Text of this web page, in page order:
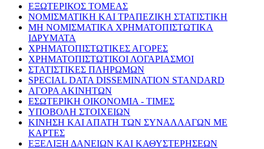
ΕΞΩΤΕΡΙΚΟΣ ΤΟΜΕΑΣ
ΝΟΜΙΣΜΑΤΙΚΗ ΚΑΙ ΤΡΑΠΕΖΙΚΗ ΣΤΑΤΙΣΤΙΚΗ
ΜΗ ΝΟΜΙΣΜΑΤΙΚΑ ΧΡΗΜΑΤΟΠΙΣΤΩΤΙΚΑ
ΙΔΡΥΜΑΤΑ
ΧΡΗΜΑΤΟΠΙΣΤΩΤΙΚΕΣ ΑΓΟΡΕΣ
ΧΡΗΜΑΤΟΠΙΣΤΩΤΙΚΟΙ ΛΟΓΑΡΙΑΣΜΟΙ
ΣΤΑΤΙΣΤΙΚΕΣ ΠΛΗΡΩΜΩΝ
SPECIAL DATA DISSEMINATION STANDARD
ΑΓΟΡΑ ΑΚΙΝΗΤΩΝ
ΕΣΩΤΕΡΙΚΗ ΟΙΚΟΝΟΜΙΑ - ΤΙΜΕΣ
ΥΠΟΒΟΛΗ ΣΤΟΙΧΕΙΩΝ
ΚΙΝΗΣΗ ΚΑΙ ΑΠΑΤΗ ΤΩΝ ΣΥΝΑΛΛΑΓΩΝ ΜΕ
ΚΑΡΤΕΣ
ΕΞΕΛΙΞΗ ΔΑΝΕΙΩΝ ΚΑΙ ΚΑΘΥΣΤΕΡΗΣΕΩΝ